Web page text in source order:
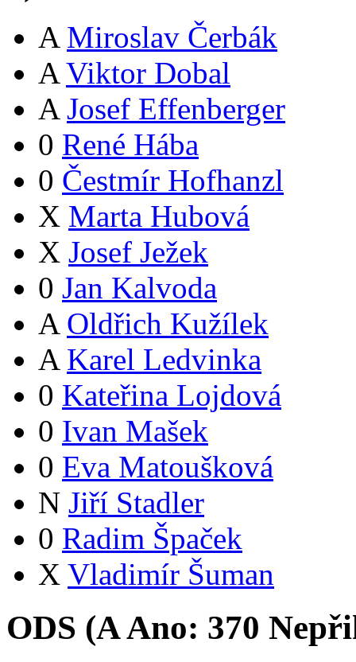
A Miroslav Čerbák
A Viktor Dobal
A Josef Effenberger
0 René Hába
0 Čestmír Hofhanzl
X Marta Hubová
X Josef Ježek
0 Jan Kalvoda
A Oldřich Kužílek
A Karel Ledvinka
0 Kateřina Lojdová
0 Ivan Mašek
0 Eva Matoušková
N Jiří Stadler
0 Radim Špaček
X Vladimír Šuman
ODS (AAno: 370